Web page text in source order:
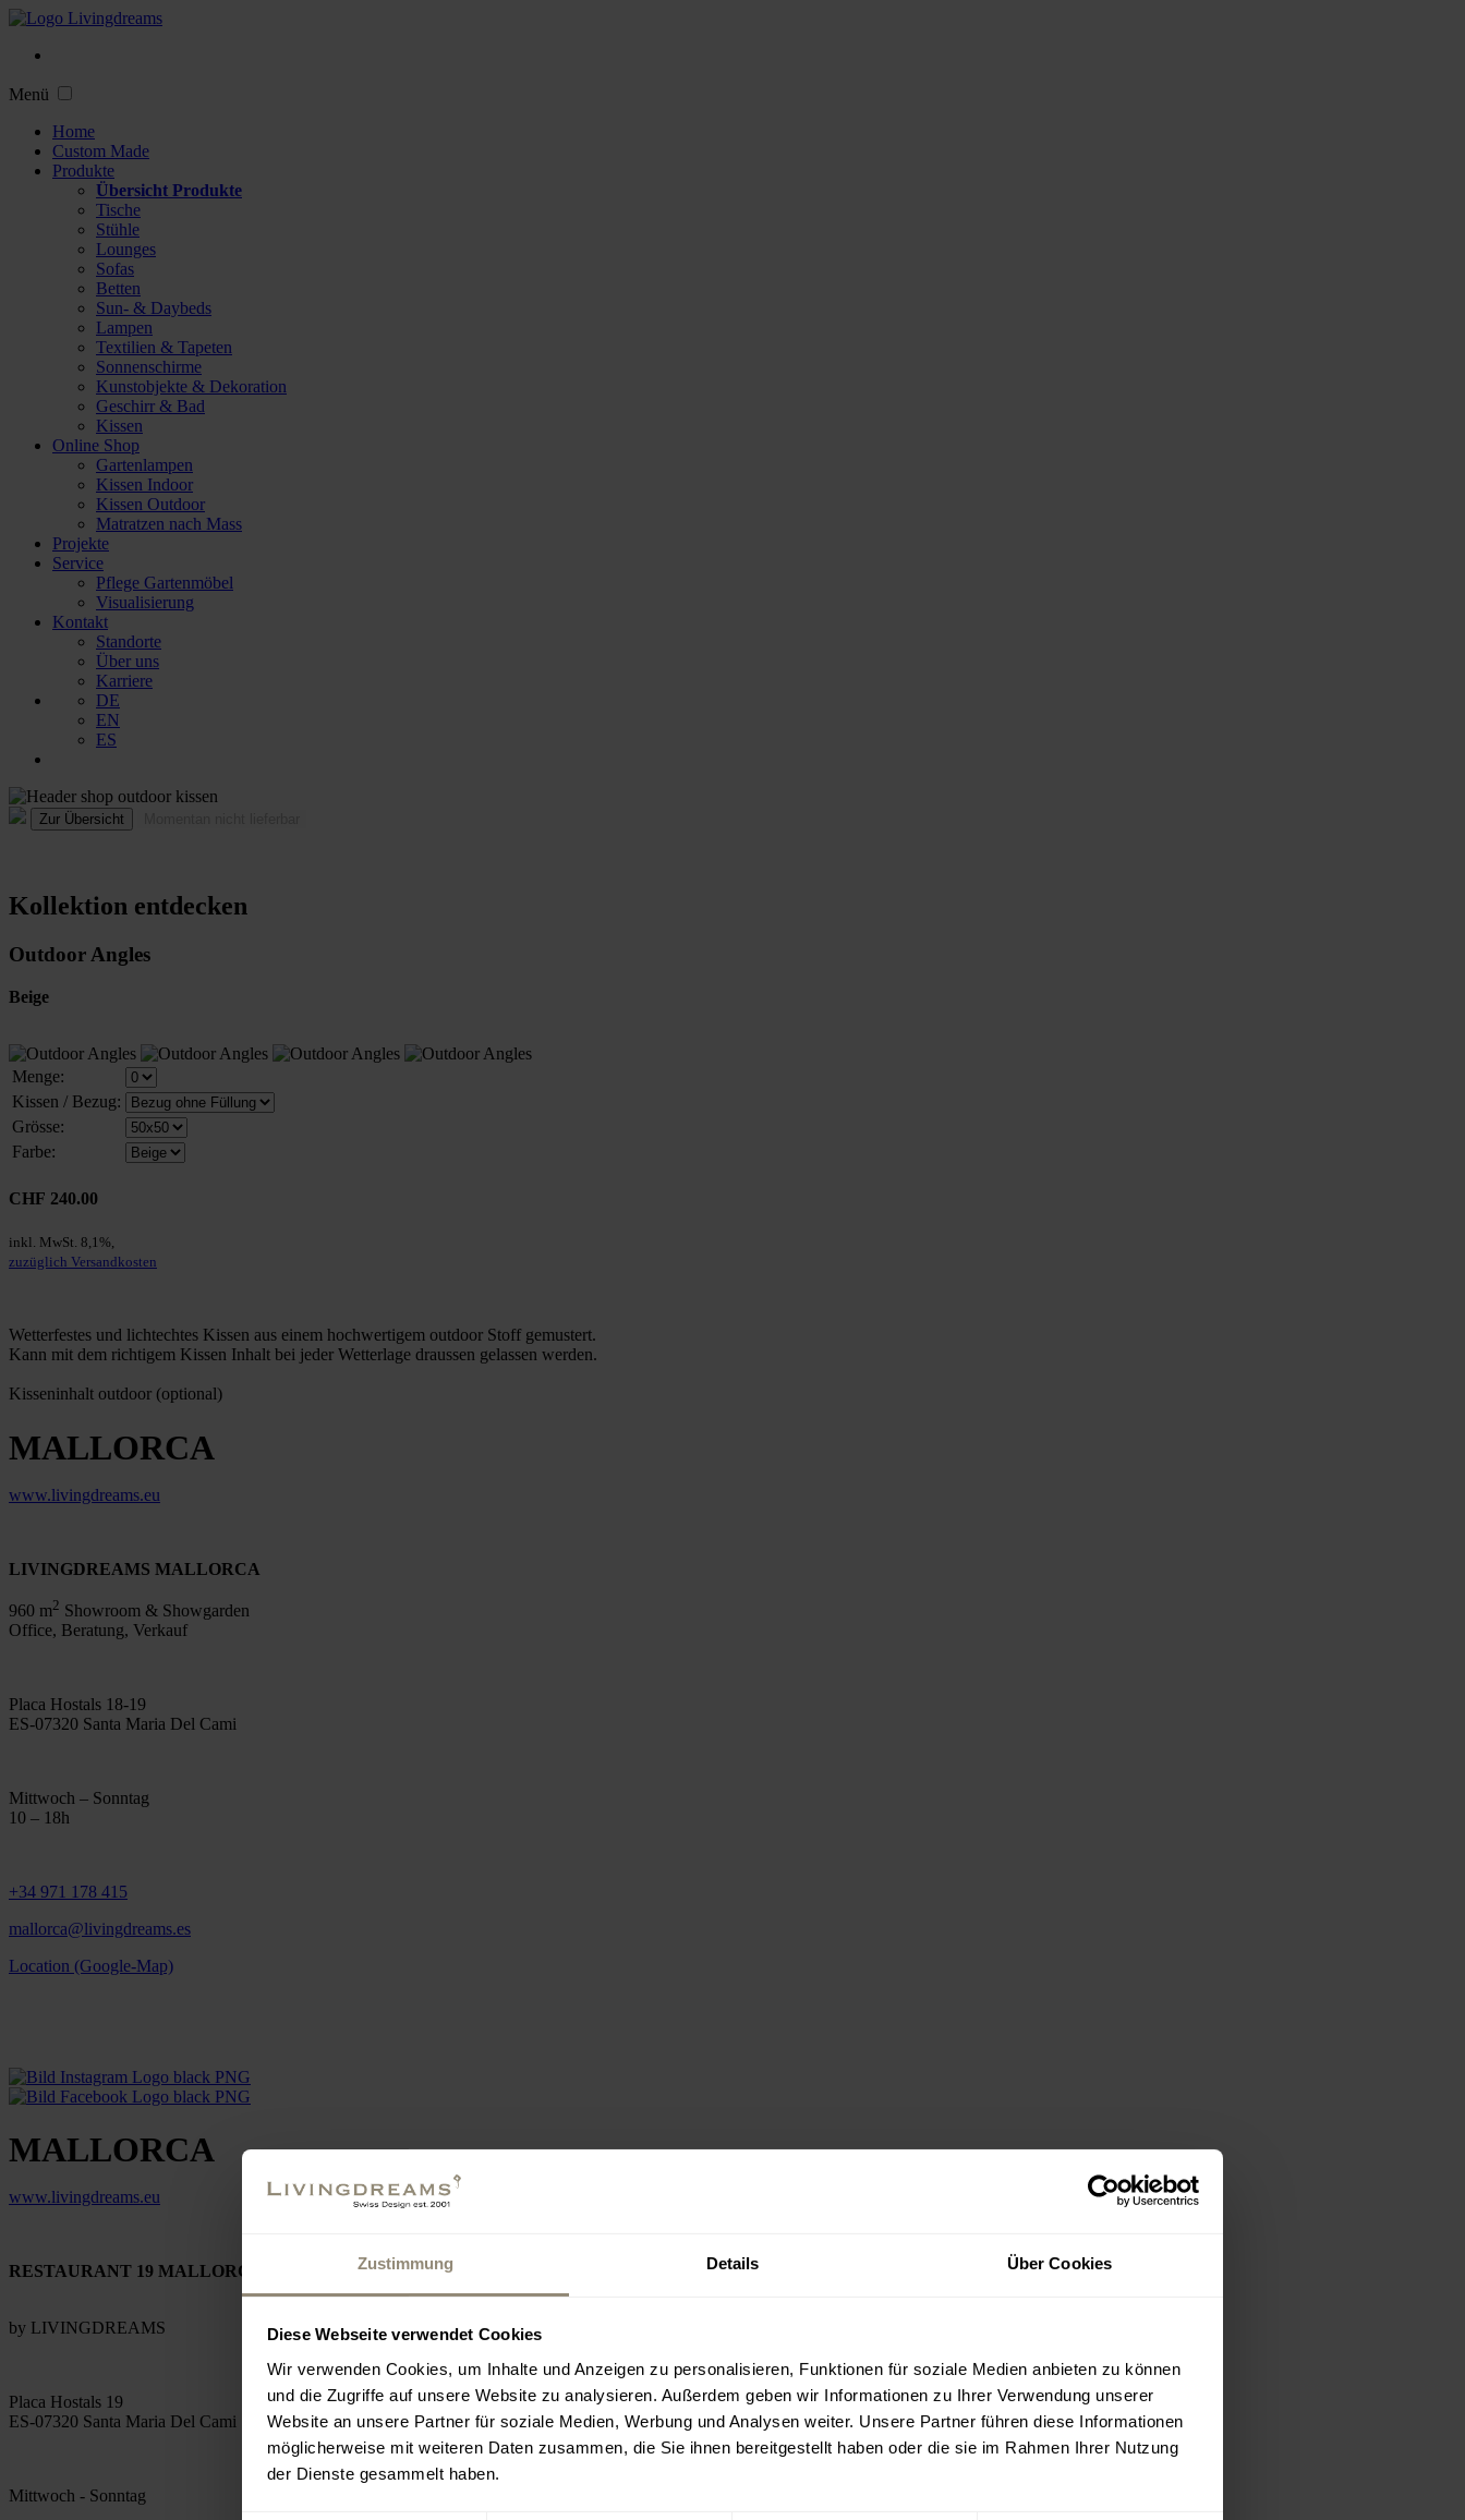
Zustimmung Details Über Cookies
Diese Webseite verwendet Cookies
Wir verwenden Cookies, um Inhalte und Anzeigen zu personalisieren, Funktionen für soziale Medien anbieten zu können
und die Zugriffe auf unsere Website zu analysieren. Außerdem geben wir Informationen zu Ihrer Verwendung unserer
Website an unsere Partner für soziale Medien, Werbung und Analysen weiter. Unsere Partner führen diese Informationen
möglicherweise mit weiteren Daten zusammen, die Sie ihnen bereitgestellt haben oder die sie im Rahmen Ihrer Nutzung
der Dienste gesammelt haben.
Menü
Home
Custom Made
Produkte
Übersicht Produkte
Tische
Stühle
Lounges
Sofas
Betten
Sun- & Daybeds
Lampen
Textilien & Tapeten
Sonnenschirme
Kunstobjekte & Dekoration
Geschirr & Bad
Kissen
Online Shop
Gartenlampen
Kissen Indoor
Kissen Outdoor
Matratzen nach Mass
Projekte
Service
Pflege Gartenmöbel
Visualisierung
Kontakt
Standorte
Über uns
Karriere
DE
EN
ES
Kollektion entdecken
Outdoor Angles
Beige
Menge:
Kissen / Bezug:
Grösse:
Farbe:
CHF 240.00
inkl. MwSt. 8,1%,
zuzüglich Versandkosten
Wetterfestes und lichtechtes Kissen aus einem hochwertigem outdoor Stoff gemustert.
Kann mit dem richtigem Kissen Inhalt bei jeder Wetterlage draussen gelassen werden.
Kisseninhalt outdoor (optional)
MALLORCA
www.livingdreams.eu
LIVINGDREAMS MALLORCA
960 m2 Showroom & Showgarden
Office, Beratung, Verkauf
Placa Hostals 18-19
ES-07320 Santa Maria Del Cami
Mittwoch – Sonntag
10 – 18h
+34 971 178 415
mallorca@livingdreams.es
Location (Google-Map)
MALLORCA
www.livingdreams.eu
RESTAURANT 19 MALLORCA
by LIVINGDREAMS
Placa Hostals 19
ES-07320 Santa Maria Del Cami
Mittwoch - Sonntag